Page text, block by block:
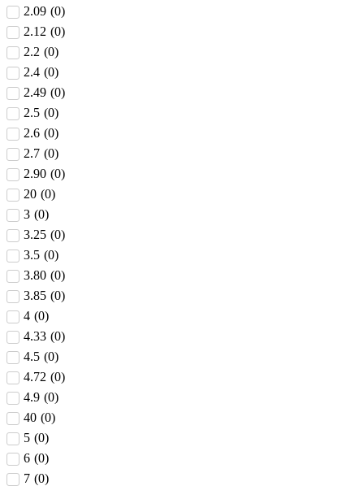
2.09 (0)
2.12 (0)
2.2 (0)
2.4 (0)
2.49 (0)
2.5 (0)
2.6 (0)
2.7 (0)
2.90 (0)
20 (0)
3 (0)
3.25 (0)
3.5 (0)
3.80 (0)
3.85 (0)
4 (0)
4.33 (0)
4.5 (0)
4.72 (0)
4.9 (0)
40 (0)
5 (0)
6 (0)
7 (0)